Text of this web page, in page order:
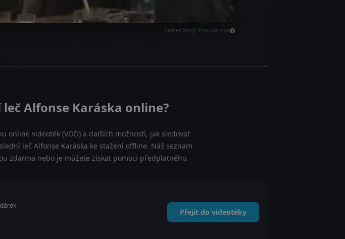
Trailer, zdroj: Youtube.com
Alfonse Karáska online?
online videoték (VOD) a dalších možností, jak sledovat
leč Alfonse Karáska ke stažení offline. Náš seznam
zdarma nebo je můžete získat pomocí předplatného.
Přejít do videotéky